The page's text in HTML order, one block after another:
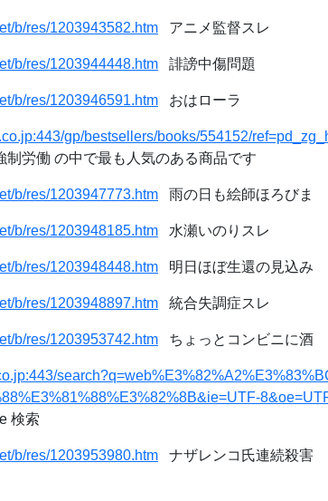
b/res/1203943582.htm アニメ監督スレ
b/res/1203944448.htm 誹謗中傷問題
b/res/1203946591.htm おはローラ
gp/bestsellers/books/554152/
労働 の中で最も人気のある商品です
b/res/1203947773.htm 雨の日も絵師ほろびま
b/res/1203948185.htm 水瀬いのりスレ
b/res/1203948448.htm 明日ほぼ生還の見込み
b/res/1203948897.htm 統合失調症スレ
b/res/1203953742.htm ちょっとコンビニに酒
検索
b/res/1203953980.htm ナザレンコ氏連続殺害